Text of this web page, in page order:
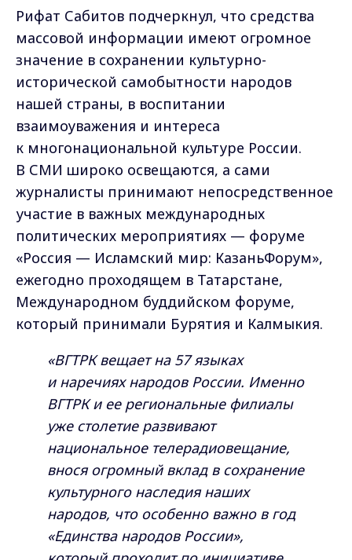
Рифат Сабитов подчеркнул, что средства
массовой информации имеют огромное
значение в сохранении культурно-
исторической самобытности народов
нашей страны, в воспитании
взаимоуважения и интереса
к многонациональной культуре России.
В СМИ широко освещаются, а сами
журналисты принимают непосредственное
участие в важных международных
политических мероприятиях — форуме
«Россия — Исламский мир: КазаньФорум»,
ежегодно проходящем в Татарстане,
Международном буддийском форуме,
который принимали Бурятия и Калмыкия.
«ВГТРК вещает на 57 языках
и наречиях народов России. Именно
ВГТРК и ее региональные филиалы
уже столетие развивают
национальное телерадиовещание,
внося огромный вклад в сохранение
культурного наследия наших
народов, что особенно важно в год
«Единства народов России»,